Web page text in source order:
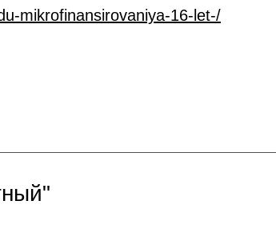
mikrofinansirovaniya-16-let-/